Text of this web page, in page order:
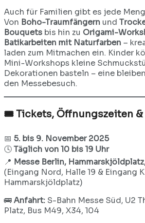
Auch für Familien gibt es jede
Von Boho-Traumfängern und
Bouquets bis hin zu Origami-
Batikarbeiten mit Naturfarben –
laden zum Mitmachen ein. Kinder
Mini-Workshops kleine
Dekorationen basteln – eine
den Messebesuch.
🎟️ Tickets, Öffnungszeiten
📅 5. bis 9. November 2025
🕓Täglich von 10 bis 19 Uhr
📍 Messe Berlin,
(Eingang Nord, Halle 19 & Eingang
Hammarskjöldplatz)
🚌Anfahrt: S-Bahn Messe Süd, U2
Platz, Bus M49, X34, 104